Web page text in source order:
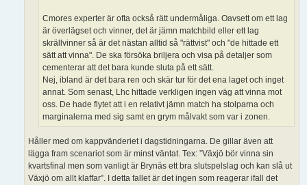
Cmores experter är ofta också rätt undermåliga. Oavsett om ett lag
är överlägset och vinner, det är jämn matchbild eller ett lag
skrällvinner så är det nästan alltid så "rättvist" och "de hittade ett
sätt att vinna". De ska försöka briljera och visa på detaljer som
cementerar att det bara kunde sluta på ett sätt.
Nej, ibland är det bara ren och skär tur för det ena laget och inget
annat. Som senast, Lhc hittade verkligen ingen väg att vinna mot
oss. De hade flytet att i en relativt jämn match ha stolparna och
marginalerna med sig samt en grym målvakt som var i zonen.
Håller med om kappvänderiet i dagstidningarna. De gillar även att
lägga fram scenariot som är minst väntat. Tex: ”Växjö bör vinna sin
kvartsfinal men som vanligt är Brynäs ett bra slutspelslag och kan slå ut
Växjö om allt klaffar”. I detta fallet är det ingen som reagerar ifall det